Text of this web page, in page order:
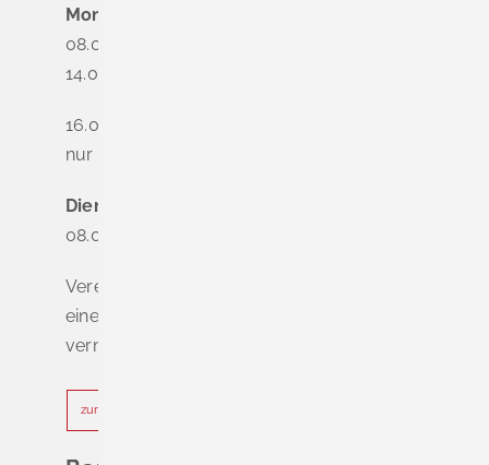
Montag
08.00 - 12.00 Uhr
14.00 - 16.00 Uhr
16.00 - 18.00 Uhr
nur nach Terminvereinbarung
Dienstag - Freitag
08.00 - 12.00 Uhr
Vereinbaren Sie online oder telefonisch
einen Termin, um Wartezeiten zu
vermeiden.
zur Terminvereinbarung